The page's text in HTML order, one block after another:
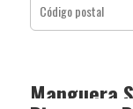
Manguera